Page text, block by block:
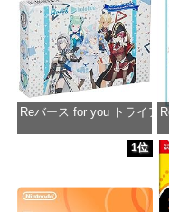
Reバース for you トライア
価格：¥1,650
1位